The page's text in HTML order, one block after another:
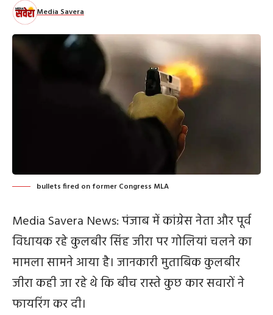
Media Savera
bullets fired on former Congress MLA
Media Savera News: पंजाब में कांग्रेस नेता और पूर्व
विधायक रहे कुलबीर सिंह जीरा पर गोलियां चलने का
मामला सामने आया है। जानकारी मुताबिक कुलबीर
जीरा कही जा रहे थे कि बीच रास्ते कुछ कार सवारों ने
फायरिंग कर दी।